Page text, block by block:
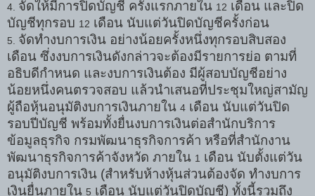
4. จัดให้มีการปิดบัญชี ครั้งแรกภายใน 12 เดือน และปิด
บัญชีทุกรอบ 12 เดือน นับแต่วันปิดบัญชีครั้งก่อน
5. จัดทำงบการเงิน อย่างน้อยครั้งหนึ่งทุกรอบสิบสอง
เดือน ซึ่งงบการเงินดังกล่าวจะต้องมีรายการย่อ ตามที่
อธิบดีกำหนด และงบการเงินต้อง มีผู้สอบบัญชีอย่าง
น้อยหนึ่งคนตรวจสอบ แล้วนำเสนอที่ประชุมใหญ่สามัญ
ผู้ถือหุ้นอนุมัติงบการเงินภายใน 4 เดือน นับแต่วันปิด
รอบปีบัญชี พร้อมทั้งยื่นงบการเงินต่อสำนักบริการ
ข้อมูลธุรกิจ กรมพัฒนาธุรกิจการค้า หรือที่สำนักงาน
พัฒนาธุรกิจการค้าจังหวัด ภายใน 1
เดือน นับตั้งแต่วัน
อนุมัติงบการเงิน (สำหรับห้างหุ้นส่วนต้องจัด ทำงบการ
เงินยื่นภายใน 5 เดือน นับแต่วันปิดบัญชี) ทั้งนี้รวมถึง